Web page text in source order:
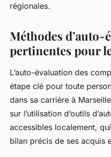
régionales.
Méthodes d’auto-
pertinentes pour
L’auto-évaluation des
étape clé pour toute
dans sa carrière à
sur l’utilisation d’outils
accessibles localement,
bilan précis de ses acquis